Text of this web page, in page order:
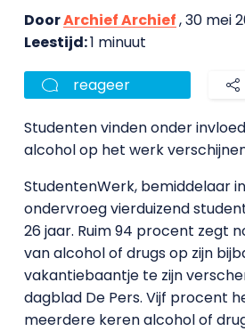
DoorArchief Archief, 30 mei
Leestijd:1 minuut
reageer
Studenten vinden onder
alcohol op het werk
StudentenWerk, bemiddelaar
ondervroeg vierduizend
26 jaar. Ruim 94 procent zegt
van alcohol of drugs op zijn
vakantiebaantje te zijn
dagblad De Pers. Vijf procent
meerdere keren alcohol of